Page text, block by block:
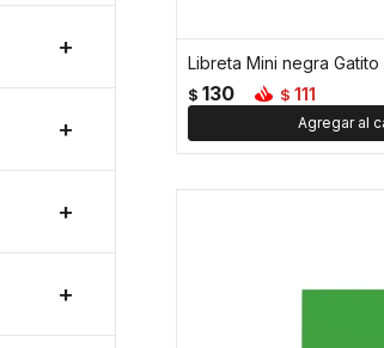
Libreta Mini negra Gatito
$ 130 $ 111